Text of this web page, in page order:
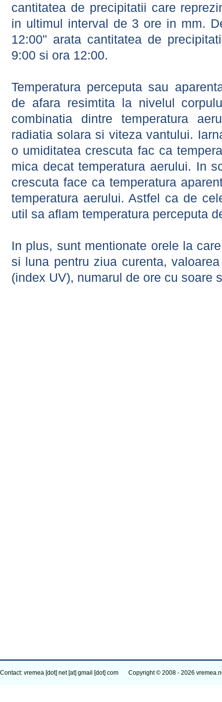
cantitatea de precipitatii care
in ultimul interval de 3 ore in mm.
12:00" arata cantitatea de
9:00 si ora 12:00.
Temperatura perceputa sau
de afara resimtita la nivelul
combinatia dintre temperatura
radiatia solara si viteza vantului.
o umiditatea crescuta fac ca
mica decat temperatura aerului. In
crescuta face ca temperatura
temperatura aerului. Astfel ca de
util sa aflam temperatura perceputa
In plus, sunt mentionate orele la
si luna pentru ziua curenta,
(index UV), numarul de ore cu soare
Contact: vremea [dot] net [at] gmail [dot] com Copyright © 2008 - 2026